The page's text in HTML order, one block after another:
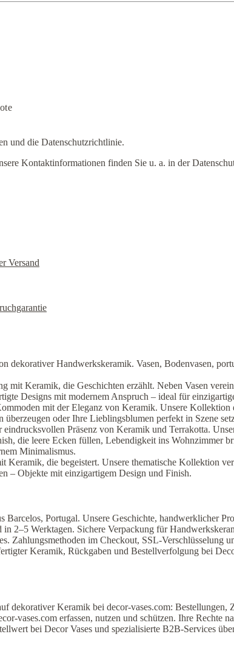
und die Datenschutzrichtlinie.
Kontaktinformationen finden Sie u. a. in der
Versand
dekorativer Handwerkskeramik. Vasen, Bodenvasen,
mit Keramik, die Geschichten erzählt. Neben Vasen
Designs mit modernem Anspruch – ideal für
mit der Eleganz von Keramik. Unsere
oder Ihre Lieblingsblumen perfekt in Szene
eindrucksvollen Präsenz von Keramik und Terrakotta.
die leere Ecken füllen, Lebendigkeit ins Wohnzimmer
Minimalismus.
Keramik, die begeistert. Unsere thematische Kollektion
– Objekte mit einzigartigem Design und Finish.
Portugal. Unsere Geschichte, handwerklicher
in 2–5 Werktagen. Sichere Verpackung für
Zahlungsmethoden im Checkout, SSL-Verschlüsselung
Keramik, Rückgaben und Bestellverfolgung bei
dekorativer Keramik bei decor-vases.com: Bestellungen,
vases.com erfassen, nutzen und schützen. Ihre Rechte
bei Decor Vases und spezialisierte B2B-Services